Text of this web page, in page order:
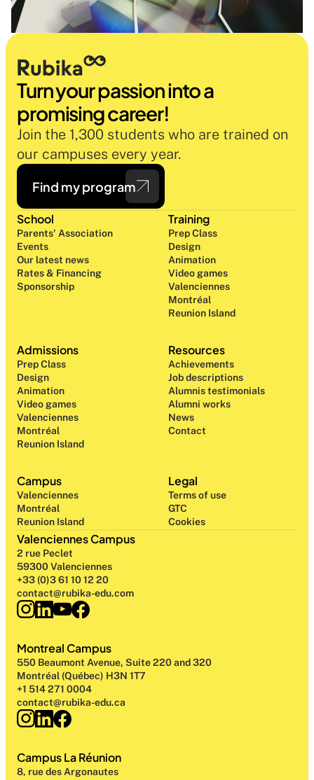
Turn your passion into a
promising career!
Join the 1,300 students who are trained on
our campuses every year.
Find my program
Campus
Valenciennes
Montréal
Reunion Island
School
Parents' Association
Events
Our latest news
Rates & Financing
Sponsorship
Training
Prep Class
Design
Animation
Video games
Valenciennes
Montréal
Reunion Island
Admissions
Prep Class
Design
Animation
Video games
Valenciennes
Montréal
Reunion Island
Resources
Achievements
Job descriptions
Alumnis testimonials
Alumni works
News
Contact
Legal
Terms of use
GTC
Cookies
Valenciennes Campus
2 rue Peclet
59300 Valenciennes
+33 (0)3 61 10 12 20
contact@rubika-edu.com
Montreal Campus
550 Beaumont Avenue, Suite 220 and 320
Montréal (Québec) H3N 1T7
+1 514 271 0004
contact@rubika-edu.ca
Campus La Réunion
8, rue des Argonautes